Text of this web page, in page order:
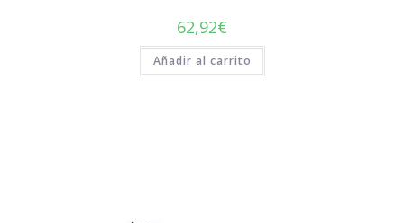
62,92€
Añadir al carrito